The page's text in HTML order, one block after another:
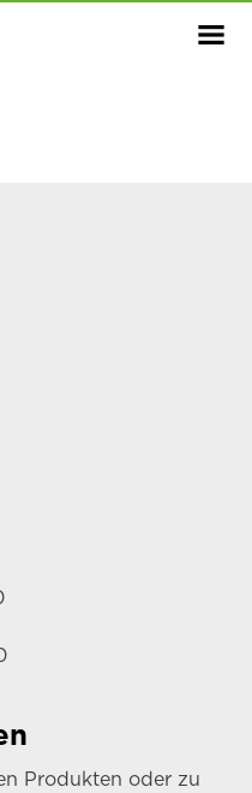
Produkten oder zu